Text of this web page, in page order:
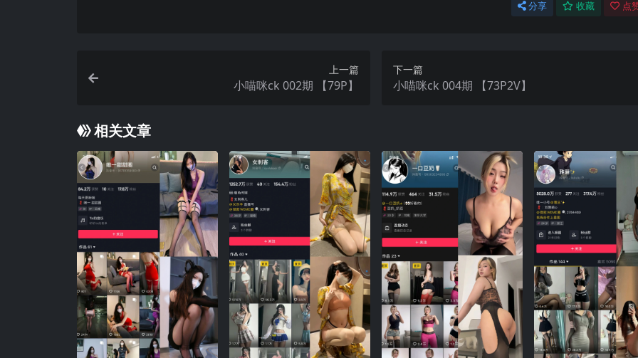
分享 收藏 点
上一篇
小喵咪ck 002期 【79P】
下一篇
小喵咪ck 004期 【73P2V】
相关文章